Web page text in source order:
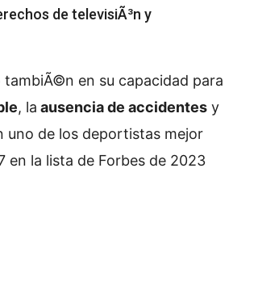
de televisiÃ³n y
en su capacidad para
, la ausencia de accidentes y
uno de los deportistas mejor
en la lista de Forbes de 2023